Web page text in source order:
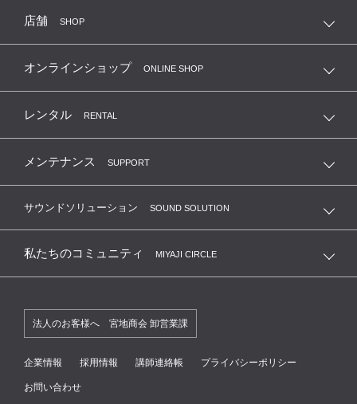
店舗 SHOP
オンラインショップ ONLINE SHOP
レンタル RENTAL
メンテナンス SUPPORT
サウンドソリューション SOUND SOLUTION
私たちのコミュニティ MIYAJI CIRCLE
法人のお客様へ 宮地商会 卸営業課
企業情報 採用情報 講師連絡帳 プライバシーポリシー
お問い合わせ